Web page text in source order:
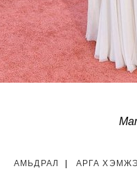
АМЬДРАЛ | АРГА